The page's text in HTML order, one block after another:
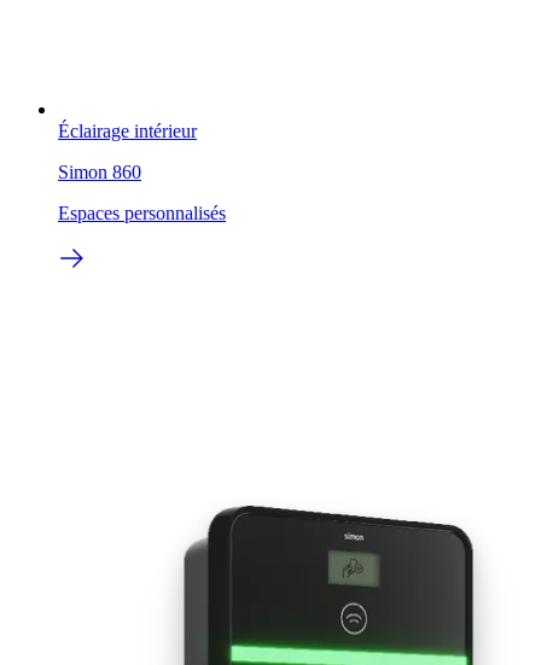
Éclairage intérieur
Simon 860
Espaces personnalisés